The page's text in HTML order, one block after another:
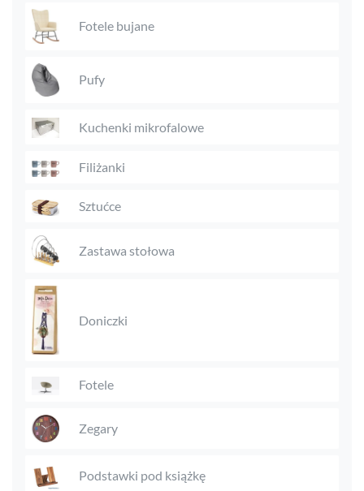
Fotele bujane
Pufy
Kuchenki mikrofalowe
Filiżanki
Sztućce
Zastawa stołowa
Doniczki
Fotele
Zegary
Podstawki pod książkę